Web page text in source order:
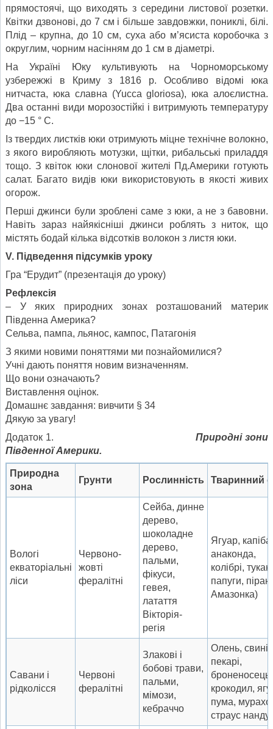
прямостоячі, що виходять з середини листової розетки.
Квітки дзвонові, до 7 см і більше завдовжки, пониклі, білі.
Плід – крупна, до 10 см, суха або м’ясиста коробочка з
округлим, чорним насінням до 1 см в діаметрі.
На Україні Юку культивують на Чорноморському
узбережжі в Криму з 1816 р. Особливо відомі юка
нитчаста, юка славна (Yucca gloriosa), юка алоєлистна.
Два останні види морозостійкі і витримують температуру
до −15 ° С.
Із твердих листків юки отримують міцне технічне волокно,
з якого виробляють мотузки, щітки, рибальські приладдя
тощо. З квіток юки слонової жителі Пд.Америки готують
салат. Багато видів юки використовують в якості живих
огорож.
Перші джинси були зроблені саме з юки, а не з бавовни.
Навіть зараз найякісніші джинси роблять з ниток, що
містять бодай кілька відсотків волокон з листя юки.
V. Підведення підсумків уроку
Гра “Ерудит” (презентація до уроку)
Рефлексія
– У яких природних зонах розташований материк
Південна Америка?
Сельва, пампа, льянос, кампос, Патагонія
З якими новими поняттями ми познайомилися?
Учні дають поняття новим визначенням.
Що вони означають?
Виставлення оцінок.
Домашнє завдання: вивчити § 34
Дякую за увагу!
Додаток 1.Природні зони
Південної Америки.
Природна
зона
Грунти Рослинність Тваринний
Вологі
екваторіальні
ліси
Червоно-
жовті
фералітні
Сейба, динне
дерево,
шоколадне
дерево,
пальми,
фікуси,
гевея,
латаття
Вікторія-
регія
Ягуар,
анаконда,
колібрі,
папуги,
Амазонка)
Савани і
рідколісся
Червоні
фералітні
Злакові і
бобові трави,
пальми,
мімози,
кебраччо
Олень, свині-
пекарі,
броненосець,
крокодил,
пума,
страус нанду